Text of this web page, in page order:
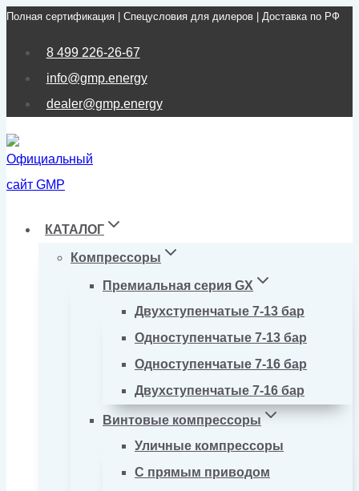
Перейти
Полная сертификация | Спецусловия для дилеров | Доставка по РФ
8 499 226-26-67
info@gmp.energy
dealer@gmp.energy
КАТАЛОГ
Компрессоры
Премиальная серия GX
Двухступенчатые 7-13 бар
Одноступенчатые 7-13 бар
Одноступенчатые 7-16 бар
Двухступенчатые 7-16 бар
Винтовые компрессоры
Уличные компрессоры
С прямым приводом